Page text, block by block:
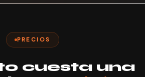
PRECIOS
cuesta una